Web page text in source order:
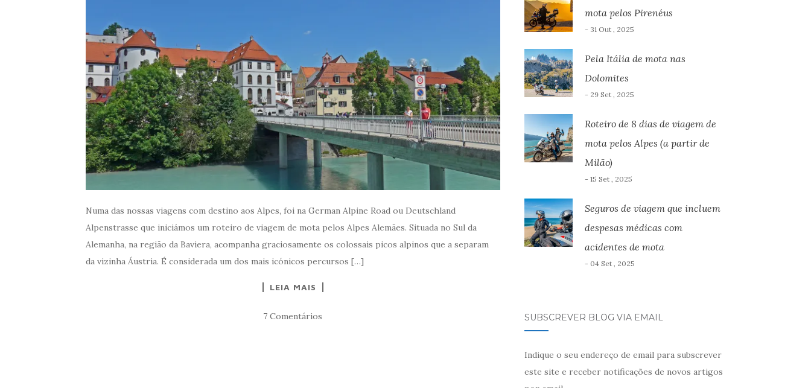
Numa das nossas viagens com destino aos Alpes, foi na German Alpine Road ou Deutschland
Alpenstrasse que iniciámos um roteiro de viagem de mota pelos Alpes Alemães. Situada no Sul da
Alemanha, na região da Baviera, acompanha graciosamente os colossais picos alpinos que a separam
da vizinha Áustria. É considerada um dos mais icónicos percursos […]
LEIA MAIS
7 Comentários
mota pelos Pirenéus
- 31 Out , 2025
Pela Itália de mota nas
Dolomites
- 29 Set , 2025
Roteiro de 8 dias de viagem de
mota pelos Alpes (a partir de
Milão)
- 15 Set , 2025
Seguros de viagem que incluem
despesas médicas com
acidentes de mota
- 04 Set , 2025
SUBSCREVER BLOG VIA EMAIL
Indique o seu endereço de email para subscrever
este site e receber notificações de novos artigos